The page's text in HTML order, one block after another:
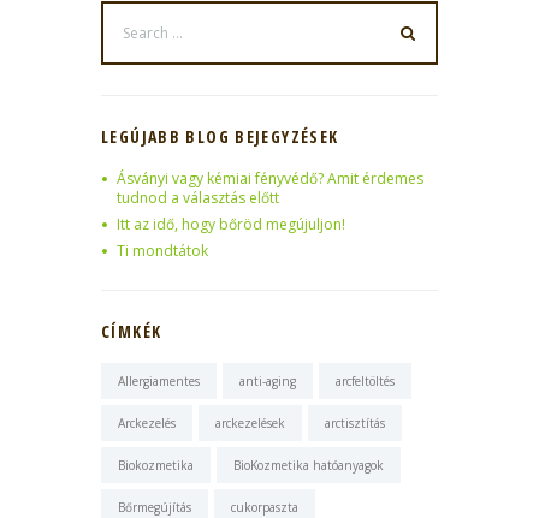
LEGÚJABB BLOG BEJEGYZÉSEK
Ásványi vagy kémiai fényvédő? Amit érdemes
tudnod a választás előtt
Itt az idő, hogy bőröd megújuljon!
Ti mondtátok
CÍMKÉK
Allergiamentes anti-aging arcfeltöltés
Arckezelés arckezelések arctisztítás
Biokozmetika BioKozmetika hatóanyagok
Bőrmegújítás cukorpaszta